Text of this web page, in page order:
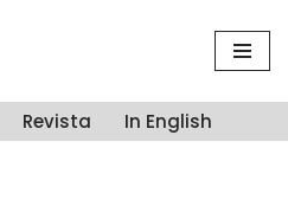
Revista In English